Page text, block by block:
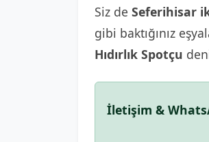
Siz de Seferihisar
gibi baktığınız
Hıdırlık Spotçu
İletişim &